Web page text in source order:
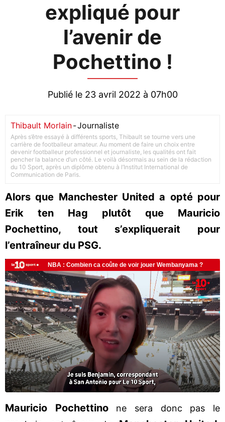
expliqué pour
l’avenir de
Pochettino !
Publié le 23 avril 2022 à 07h00
Thibault Morlain-Journaliste
Après s’être essayé à différents sports, Thibault se tourne vers une
carrière de footballeur amateur. Au moment de faire un choix entre
devenir footballeur professionnel et journaliste, les qualités ont fait
pencher la balance d’un côté. Le voilà désormais au sein de la rédaction
du 10 Sport, après un diplôme obtenu à l’Institut International de
Communication de Paris.
Alors que Manchester United a opté pour
Erik ten Hag plutôt que Mauricio
Pochettino, tout s’expliquerait pour
l’entraîneur du PSG.
Mauricio Pochettinone sera donc pas le